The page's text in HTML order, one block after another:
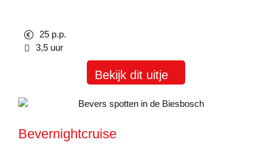
25 p.p.
3,5 uur
Bekijk dit uitje
Bevernightcruise